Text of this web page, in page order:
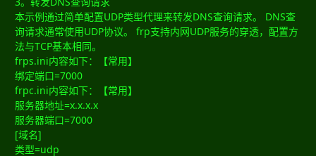
本示例通过简单配置UDP类型代理来转发DNS查询请求。 DNS查
询请求通常使用UDP协议。 frp支持内网UDP服务的穿透，配置方
法与TCP基本相同。
frps.ini内容如下：【常用】
绑定端口=7000
frpc.ini内容如下：【常用】
服务器地址=x.x.x.x
服务器端口=7000
[域名]
类型=udp